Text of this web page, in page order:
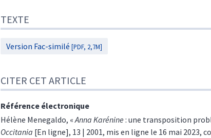
TEXTE
Version Fac-similé [PDF, 2,7M]
CITER CET ARTICLE
Référence électronique
Hélène Menegaldo, «Anna Karénine : une transposition
Occitania [En ligne], 13 | 2001, mis en ligne le 16 mai 2023,